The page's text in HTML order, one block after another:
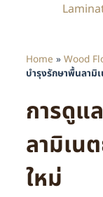
Home » Wood
บำรุงรักษาพื้นลามิ
การดูแ
ลามิเน
ใหม่